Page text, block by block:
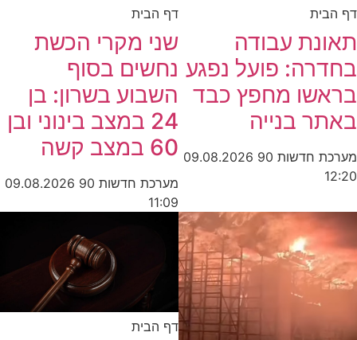
עבודה
פועל נפגע
מחפץ כבד
בנייה
חדשות 90
09.08.2026
דף הבית
שני מקרי הכשת
נחשים בסוף
השבוע בשרון: בן
24 במצב בינוני ובן
60 במצב קשה
מערכת חדשות 90
09.08.2026
דף הבית